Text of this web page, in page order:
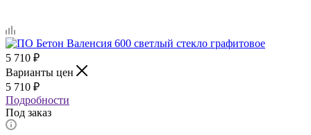
5 710 ₽
Варианты цен
5 710 ₽
Подробности
Под заказ